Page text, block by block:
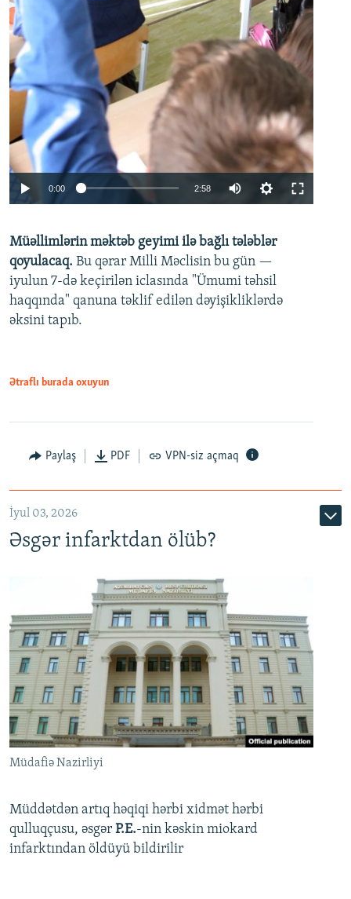
Auto 240p 360p 480p
720p 1080p
0:00 2:58
360p
480p
720p
Müəllimlərin məktəb geyimi ilə bağlı tələblər
qoyulacaq. Bu qərar Milli Məclisin bu gün —
iyulun 7-də keçirilən iclasında "Ümumi təhsil
haqqında" qanuna təklif edilən dəyişikliklərdə
əksini tapıb.
Ətraflı burada oxuyun
Paylaş PDF VPN-siz açmaq
İyul 03, 2026
Əsgər infarktdan ölüb?
Müdafiə Nazirliyi
Müddətdən artıq həqiqi hərbi xidmət hərbi
qulluqçusu, əsgər P.E.-nin kəskin miokard
infarktından öldüyü bildirilir